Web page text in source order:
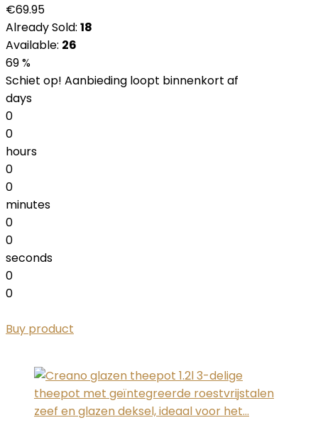
€69.95
Already Sold: 18
Available: 26
69 %
Schiet op! Aanbieding loopt binnenkort af
days
0
0
hours
0
0
minutes
0
0
seconds
0
0
Buy product